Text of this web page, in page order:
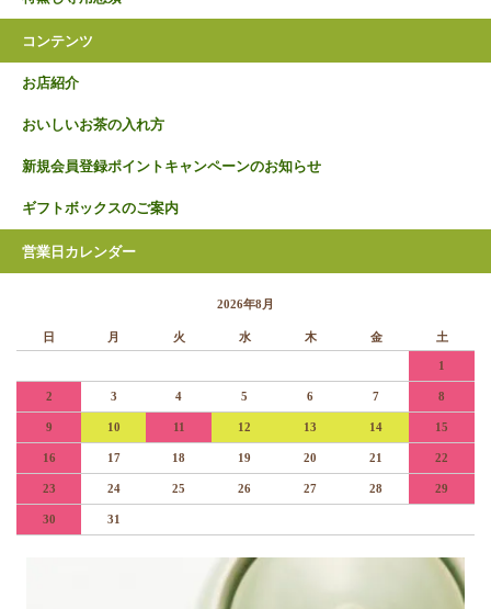
コンテンツ
お店紹介
おいしいお茶の入れ方
新規会員登録ポイントキャンペーンのお知らせ
ギフトボックスのご案内
営業日カレンダー
2026年8月
日 月 火 水 木 金 土
1
2 3 4 5 6 7 8
9 10 11 12 13 14 15
16 17 18 19 20 21 22
23 24 25 26 27 28 29
30 31